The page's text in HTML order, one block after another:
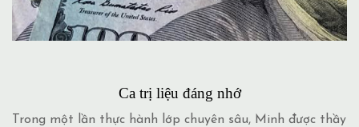
Ca trị liệu đáng nhớ
Trong một lần thực hành lớp chuyên sâu, Minh được thầy